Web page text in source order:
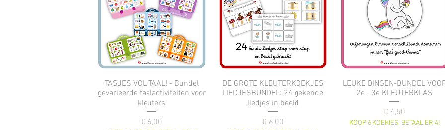
TASJES VOL TAAL! - Bundel
gevarieerde taalactiviteiten voor
kleuters
Prijs
€ 6,00
DE GROTE KLEUTERKOEKJES
LIEDJESBUNDEL: 24 gekende
liedjes in beeld
Prijs
€ 6,00
LEUKE DINGEN-BUNDEL
2e - 3e KLEUTERKLAS
Prijs
€ 4,50
KOOP 6 KOEKIES, BETAAL ER 4!